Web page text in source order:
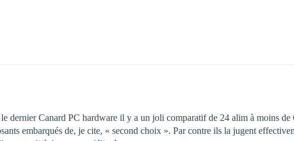
le dernier Canard PC hardware il y a un joli comparatif de 24 alim à moins
embarqués de, je cite, « second choix ». Par contre ils la jugent